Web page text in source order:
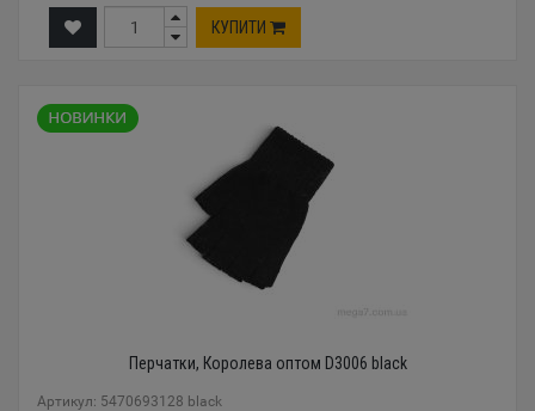
КУПИТИ
Перчатки, Королева оптом D3006 black
Артикул: 5470693128 black